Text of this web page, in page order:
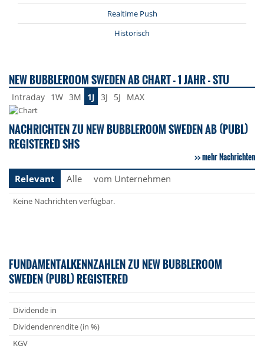
Realtime Push
Historisch
NEW BUBBLEROOM SWEDEN AB CHART - 1 JAHR - STU
Intraday 1W 3M 1J 3J 5J MAX
NACHRICHTEN ZU NEW BUBBLEROOM SWEDEN AB (PUBL)
REGISTERED SHS
mehr Nachrichten
Relevant
Alle vom Unternehmen
Keine Nachrichten verfügbar.
FUNDAMENTALKENNZAHLEN ZU NEW BUBBLEROOM
SWEDEN (PUBL) REGISTERED
Dividende in
Dividendenrendite (in %)
KGV